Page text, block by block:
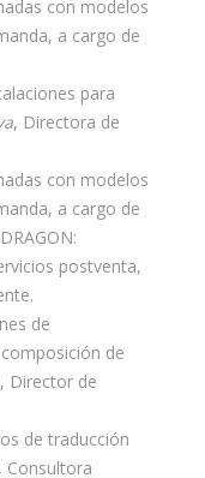
con modelos
a cargo de
para
, Directora de
con modelos
a cargo de
postventa,
de
de
, Director de
de traducción
Consultora